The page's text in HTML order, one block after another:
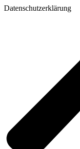
Datenschutzerklärung